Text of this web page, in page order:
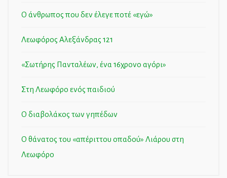
Ο άνθρωπος που δεν έλεγε ποτέ «εγώ»
Λεωφόρος Αλεξάνδρας 121
«Σωτήρης Πανταλέων, ένα 16χρονο αγόρι»
Στη Λεωφόρο ενός παιδιού
Ο διαβολάκος των γηπέδων
Ο θάνατος του «απέριττου οπαδού» Λιάρου στη
Λεωφόρο